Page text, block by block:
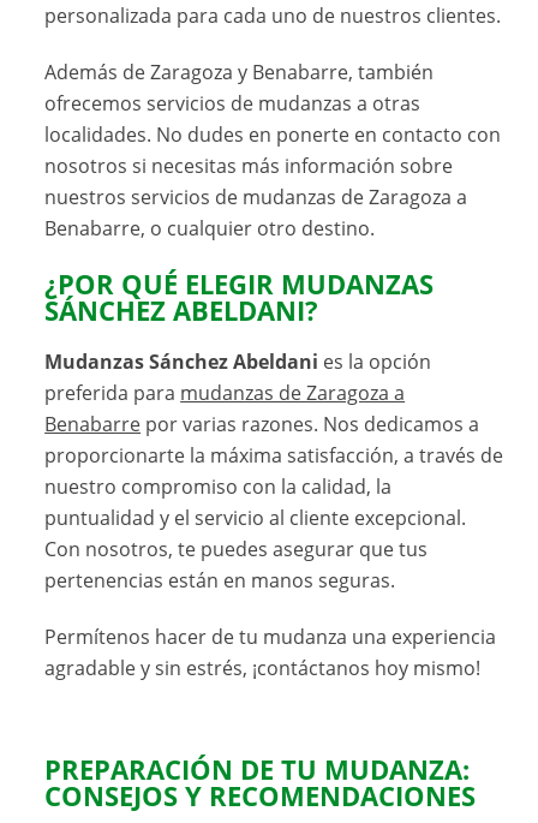
personalizada para cada uno de nuestros clientes.
Además de Zaragoza y Benabarre, también
ofrecemos servicios de mudanzas a otras
localidades. No dudes en ponerte en contacto con
nosotros si necesitas más información sobre
nuestros servicios de mudanzas de Zaragoza a
Benabarre, o cualquier otro destino.
¿POR QUÉ ELEGIR MUDANZAS
SÁNCHEZ ABELDANI?
Mudanzas Sánchez Abeldani es la opción
preferida para mudanzas de Zaragoza a
Benabarre por varias razones. Nos dedicamos a
proporcionarte la máxima satisfacción, a través de
nuestro compromiso con la calidad, la
puntualidad y el servicio al cliente excepcional.
Con nosotros, te puedes asegurar que tus
pertenencias están en manos seguras.
Permítenos hacer de tu mudanza una experiencia
agradable y sin estrés, ¡contáctanos hoy mismo!
PREPARACIÓN DE TU MUDANZA:
CONSEJOS Y RECOMENDACIONES